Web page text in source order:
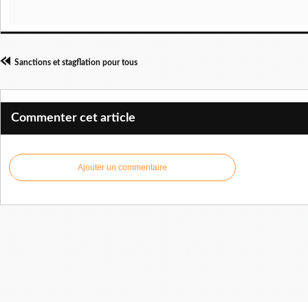
Sanctions et stagflation pour tous
Commenter cet article
Ajouter un commentaire